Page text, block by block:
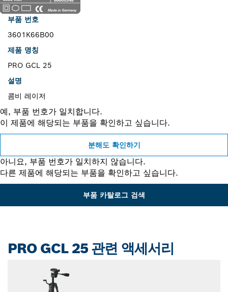
부품 번호
3601K66B00
제품 명칭
PRO GCL 25
설명
콤비 레이저
예, 부품 번호가 일치합니다.
이 제품에 해당되는 부품을 확인하고 싶습니다.
분해도 확인하기
아니요, 부품 번호가 일치하지 않습니다.
다른 제품에 해당되는 부품을 확인하고 싶습니다.
부품 카탈로그 검색
PRO GCL 25 관련 액세서리